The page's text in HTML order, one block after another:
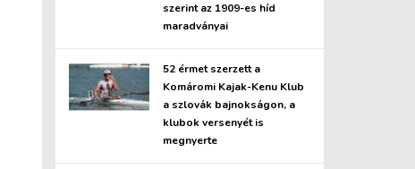
szerint az 1909-es híd
maradványai
52 érmet szerzett a
Komáromi Kajak-Kenu Klub
a szlovák bajnokságon, a
klubok versenyét is
megnyerte